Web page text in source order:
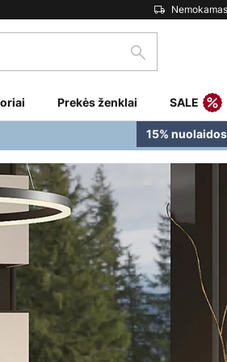
Paieška
Prekės ženklai SALE
15%